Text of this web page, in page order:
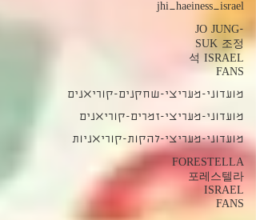
jhi_haeiness_israel
JO JUNG-
SUK 조정
석 ISRAEL
FANS
מועדוני-מעריצי-שחקנים-קוריאנים
מועדוני-מעריצי-זמרים-קוריאנים
מועדוני-מעריצי-להקות-קוריאניות
FORESTELLA
포레스텔라
ISRAEL
FANS